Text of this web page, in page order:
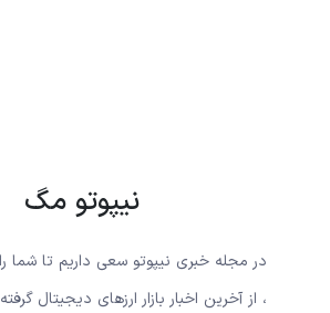
نیپوتو مگ
در مجله خبری نیپوتو سعی داریم تا شما
، از آخرین اخبار بازار ارزهای دیجیتال